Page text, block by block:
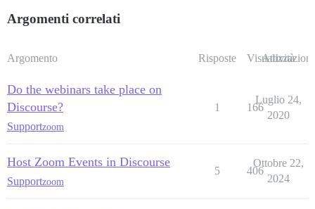
Argomenti correlati
Argomento Risposte Visualizzazioni
Attività
Do the webinars take place on
Discourse?
Supportzoom
1 166
Luglio 24,
2020
Host Zoom Events in Discourse
Supportzoom
5 406
Ottobre 22,
2024